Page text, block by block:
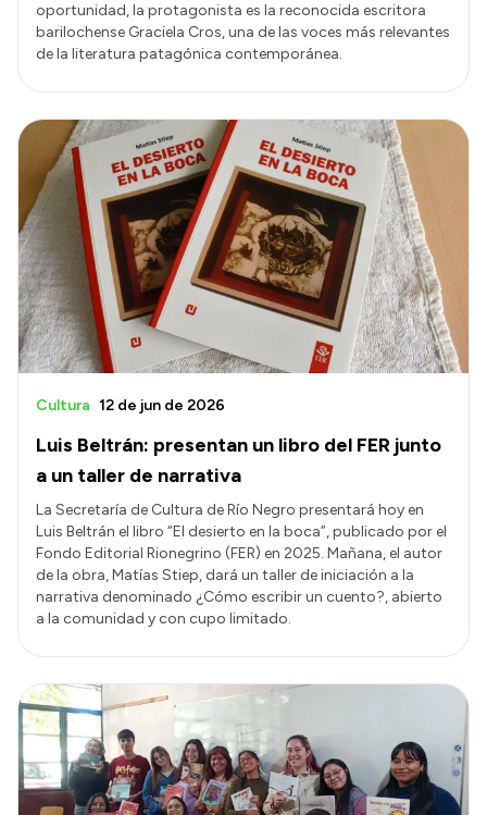
Consulta de expedientes
Consulta de pago a proveedores
Intranet
Login
oportunidad, la protagonista es la reconocida escritora
barilochense Graciela Cros, una de las voces más relevantes
de la literatura patagónica contemporánea.
Luis Beltrán: presentan un libro del FER junto
a un taller de narrativa
Cultura 12 de jun de 2026
La Secretaría de Cultura de Río Negro presentará hoy en
Luis Beltrán el libro “El desierto en la boca”, publicado por el
Fondo Editorial Rionegrino (FER) en 2025. Mañana, el autor
de la obra, Matías Stiep, dará un taller de iniciación a la
narrativa denominado ¿Cómo escribir un cuento?, abierto
a la comunidad y con cupo limitado.